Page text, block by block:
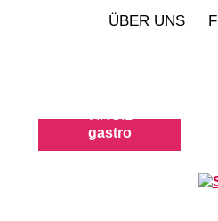
ÜBER UNS
VIRGIL
gastro